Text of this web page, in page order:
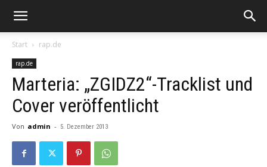
Start rap.de
rap.de
Marteria: „ZGIDZ2“-Tracklist und
Cover veröffentlicht
Von admin - 5. Dezember 2013